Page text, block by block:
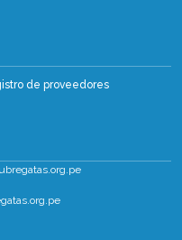
de proveedores